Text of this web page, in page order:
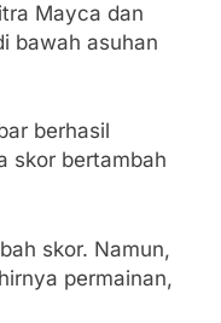
Mayca dan
bawah asuhan
berhasil
skor bertambah
skor. Namun,
permainan,